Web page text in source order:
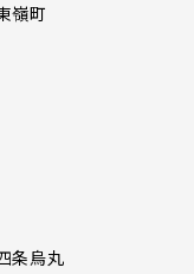
嶺町
条烏丸